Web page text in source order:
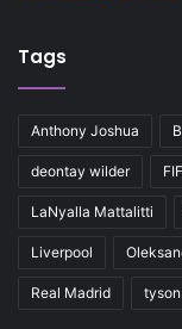
Tags
Anthony Joshua
deontay wilder
LaNyalla Mattalitti
Liverpool
Real Madrid